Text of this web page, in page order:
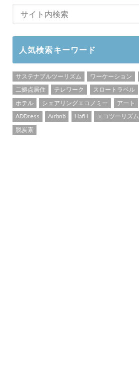
人気検索キーワード
サステナブルツーリズム ワーケーション
二拠点居住
テレワーク スロートラベル
ホテル
シェアリングエコノミー アート
ADDress
Airbnb HafH エコツーリズム
脱炭素